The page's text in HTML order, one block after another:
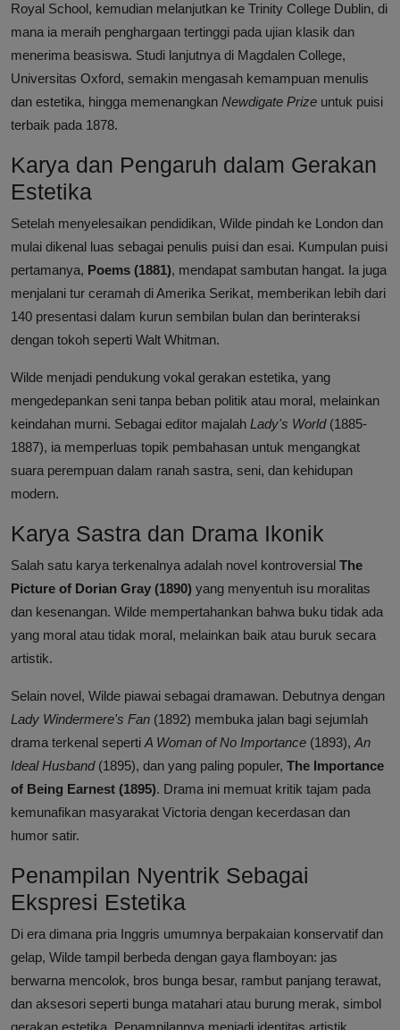
Royal School, kemudian melanjutkan ke Trinity College Dublin, di
mana ia meraih penghargaan tertinggi pada ujian klasik dan
menerima beasiswa. Studi lanjutnya di Magdalen College,
Universitas Oxford, semakin mengasah kemampuan menulis
dan estetika, hingga memenangkan Newdigate Prize untuk puisi
terbaik pada 1878.
Karya dan Pengaruh dalam Gerakan
Estetika
Setelah menyelesaikan pendidikan, Wilde pindah ke London dan
mulai dikenal luas sebagai penulis puisi dan esai. Kumpulan puisi
pertamanya, Poems (1881), mendapat sambutan hangat. Ia juga
menjalani tur ceramah di Amerika Serikat, memberikan lebih dari
140 presentasi dalam kurun sembilan bulan dan berinteraksi
dengan tokoh seperti Walt Whitman.
Wilde menjadi pendukung vokal gerakan estetika, yang
mengedepankan seni tanpa beban politik atau moral, melainkan
keindahan murni. Sebagai editor majalah Lady's World(1885-
1887), ia memperluas topik pembahasan untuk mengangkat
suara perempuan dalam ranah sastra, seni, dan kehidupan
modern.
Karya Sastra dan Drama Ikonik
Salah satu karya terkenalnya adalah novel kontroversial The
Picture of Dorian Gray (1890) yang menyentuh isu moralitas
dan kesenangan. Wilde mempertahankan bahwa buku tidak ada
yang moral atau tidak moral, melainkan baik atau buruk secara
artistik.
Selain novel, Wilde piawai sebagai dramawan. Debutnya dengan
Lady Windermere's Fan (1892) membuka jalan bagi sejumlah
drama terkenal seperti A Woman of No Importance (1893), An
Ideal Husband(1895), dan yang paling populer, The Importance
of Being Earnest (1895). Drama ini memuat kritik tajam pada
kemunafikan masyarakat Victoria dengan kecerdasan dan
humor satir.
Penampilan Nyentrik Sebagai
Ekspresi Estetika
Di era dimana pria Inggris umumnya berpakaian konservatif dan
gelap, Wilde tampil berbeda dengan gaya flamboyan: jas
berwarna mencolok, bros bunga besar, rambut panjang terawat,
dan aksesori seperti bunga matahari atau burung merak, simbol